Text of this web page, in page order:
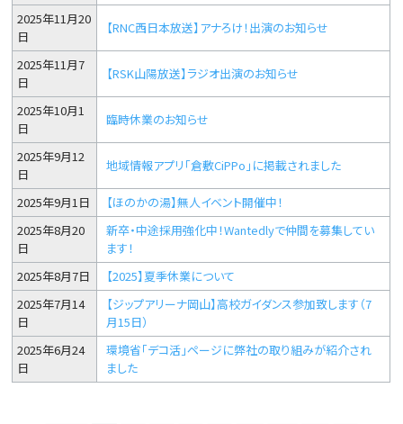
2025年11月20
日
【RNC西日本放送】アナろけ！出演のお知らせ
2025年11月7
日
【RSK山陽放送】ラジオ出演のお知らせ
2025年10月1
日
臨時休業のお知らせ
2025年9月12
日
地域情報アプリ「倉敷CiPPo」に掲載されました
2025年9月1日
【ほのかの湯】無人イベント開催中！
2025年8月20
日
新卒・中途採用強化中！Wantedlyで仲間を募集してい
ます！
2025年8月7日
【2025】夏季休業について
2025年7月14
日
【ジップアリーナ岡山】高校ガイダンス参加致します（7
月15日）
2025年6月24
日
環境省「デコ活」ページに弊社の取り組みが紹介され
ました